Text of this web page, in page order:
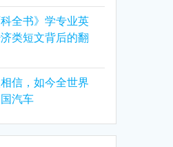
全书》学专业英
类短文背后的翻
信，如今全世界
汽车